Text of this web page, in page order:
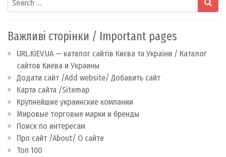
Важливі сторінки / Important pages
URL.KIEV.UA — каталог сайтів Києва та України / Каталог
сайтов Киева и Украины
Додати сайт /Add website/ Добавить сайт
Карта сайта /Sitemap
Крупнейшие украинские компании
Мировые торговые марки и бренды
Поиск по интересам
Про сайт /About/ О сайте
Топ 100